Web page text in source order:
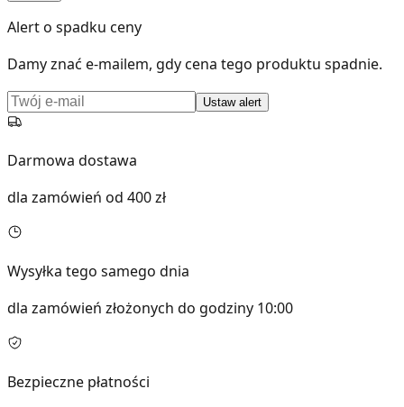
Alert o spadku ceny
Damy znać e-mailem, gdy cena tego produktu spadnie.
Ustaw alert
Darmowa dostawa
dla zamówień od 400 zł
Wysyłka tego samego dnia
dla zamówień złożonych do godziny 10:00
Bezpieczne płatności